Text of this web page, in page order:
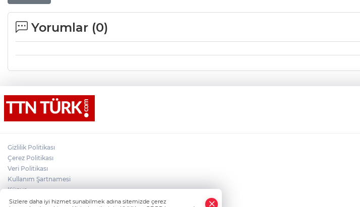
Yorumlar (0)
Gizlilik Politikası
Çerez Politikası
Veri Politikası
Kullanım Şartnamesi
Künye
İletişim
Sizlere daha iyi hizmet sunabilmek adına sitemizde çerez
Whatsapp